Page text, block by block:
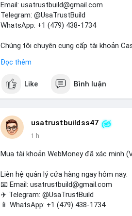
sàn lớn thay vì phản ứng theo cảm xúc.
giao dịch.
Email: usatrustbuild@gmail.com
Telegram: @UsaTrustBuild
WhatsApp: +1 (479) 438-1734
Chúng tôi chuyên cung cấp tài khoản
toán USDT và các giao dịch tiền mặt tại
Liên hệ ngay để được tư vấn và hỗ trợ
#sendmoney
Đọc thêm
Like Bình luận
usatrustbuildss47
1 h
Mua tài khoản WebMoney đã xác minh
Liên hệ quản lý cửa hàng ngay hôm nay:
📧 Email: usatrustbuild@gmail.com
✈️ Telegram: @UsaTrustBuild
📱 WhatsApp: +1 (479) 438-1734